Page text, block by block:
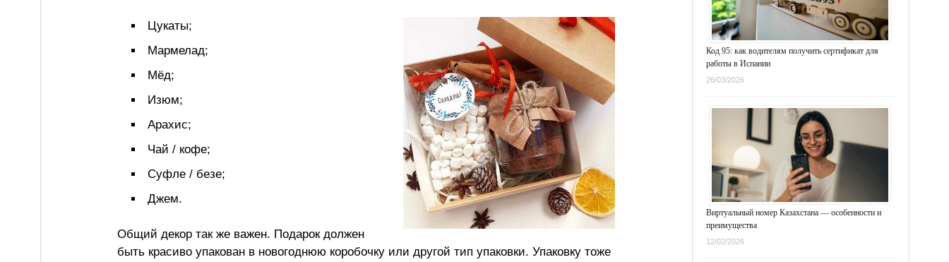
Цукаты;
Мармелад;
Мёд;
Изюм;
Арахис;
Чай / кофе;
Суфле / безе;
Джем.
Общий декор так же важен. Подарок должен
быть красиво упакован в новогоднюю коробочку или другой тип упаковки. Упаковку тоже
Код 95: как водителям получить сертификат для
работы в Испании
26/03/2026
Виртуальный номер Казахстана — особенности и
преимущества
12/02/2026